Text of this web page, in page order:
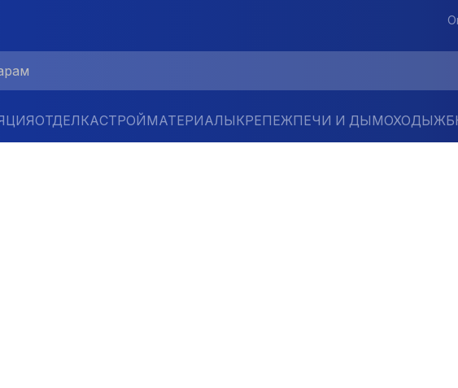
ОТДЕЛКАСТРОЙМАТЕРИАЛЫКРЕПЕЖПЕЧИ И ДЫМОХОДЫ